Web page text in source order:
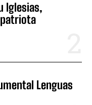
Iglesias,
Lenguas